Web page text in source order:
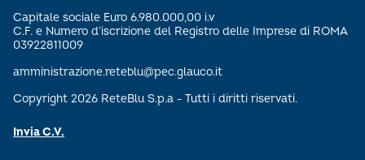
Capitale sociale Euro 6.980.000,00 i.v
C.F. e Numero d’iscrizione del Registro delle Imprese di ROMA
03922811009
amministrazione.reteblu@pec.glauco.it
Copyright 2026 ReteBlu S.p.a - Tutti i diritti riservati.
Invia C.V.